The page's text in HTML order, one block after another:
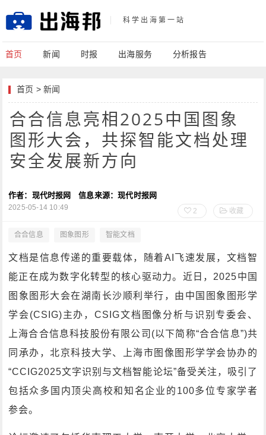
科学出海第一站
首页 新闻 时报 出海服务 分析报告
首页 >新闻
合合信息亮相2025中国图象
图形大会，共探智能文档处理
安全发展新方向
作者：现代时报网 信息来源：现代时报网
2025-05-14 10:49 2 收藏
合合信息 图象图形 智能文档
文档是信息传递的重要载体，随着AI飞速发展，文档智
能正在成为数字化转型的核心驱动力。近日，2025中国
图象图形大会在湖南长沙顺利举行，由中国图象图形学
学会(CSIG)主办，CSIG文档图像分析与识别专委会、
上海合合信息科技股份有限公司(以下简称“合合信息”)共
同承办，北京科技大学、上海市图像图形学学会协办的
“CCIG2025文字识别与文档智能论坛”备受关注，吸引了
包括众多国内顶尖高校和知名企业的100多位专家学者
参会。